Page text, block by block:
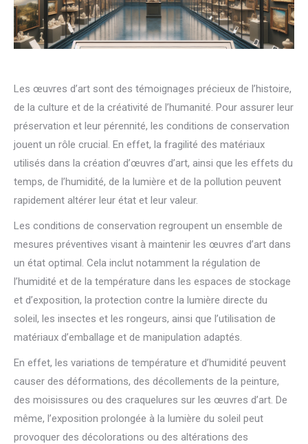
Les œuvres d’art sont des témoignages précieux de l’histoire,
de la culture et de la créativité de l’humanité. Pour assurer leur
préservation et leur pérennité, les conditions de conservation
jouent un rôle crucial. En effet, la fragilité des matériaux
utilisés dans la création d’œuvres d’art, ainsi que les effets du
temps, de l’humidité, de la lumière et de la pollution peuvent
rapidement altérer leur état et leur valeur.
Les conditions de conservation regroupent un ensemble de
mesures préventives visant à maintenir les œuvres d’art dans
un état optimal. Cela inclut notamment la régulation de
l’humidité et de la température dans les espaces de stockage
et d’exposition, la protection contre la lumière directe du
soleil, les insectes et les rongeurs, ainsi que l’utilisation de
matériaux d’emballage et de manipulation adaptés.
En effet, les variations de température et d’humidité peuvent
causer des déformations, des décollements de la peinture,
des moisissures ou des craquelures sur les œuvres d’art. De
même, l’exposition prolongée à la lumière du soleil peut
provoquer des décolorations ou des altérations des